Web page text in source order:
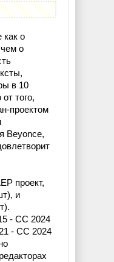
как о
чем о
в 10
того,
проектом
Beyonce,
проект,
и
- CC 2024
- CC 2024